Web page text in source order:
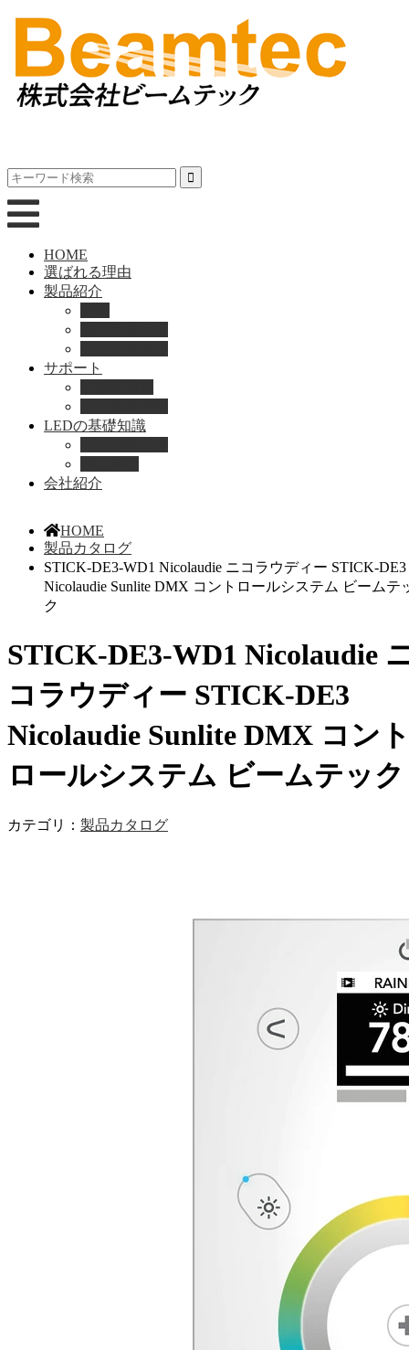
HOME
選ばれる理由
製品紹介
サポート
LEDの基礎知識
会社紹介
HOME
製品カタログ
STICK-DE3-WD1 Nicolaudie ニコラウディー STICK-DE3
Nicolaudie Sunlite DMX コントロールシステム ビームテ
ク
STICK-DE3-WD1 Nicolaudie
コラウディー STICK-DE3
Nicolaudie Sunlite DMX コン
ロールシステム ビームテック
カテゴリ： 製品カタログ